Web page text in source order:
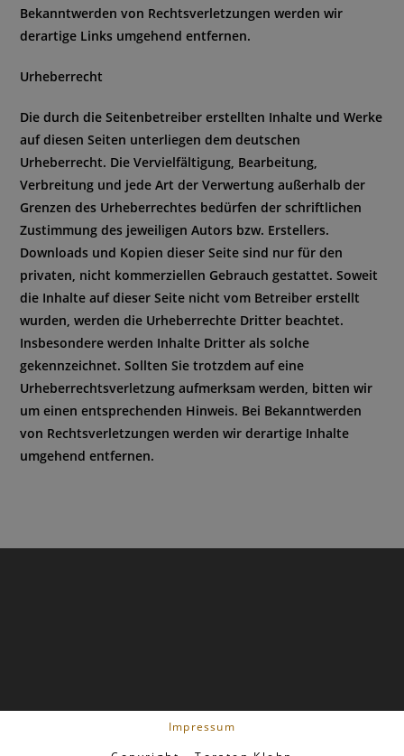
Bekanntwerden von Rechtsverletzungen werden wir
derartige Links umgehend entfernen.
Urheberrecht
Die durch die Seitenbetreiber erstellten Inhalte und Werke
auf diesen Seiten unterliegen dem deutschen
Urheberrecht. Die Vervielfältigung, Bearbeitung,
Verbreitung und jede Art der Verwertung außerhalb der
Grenzen des Urheberrechtes bedürfen der schriftlichen
Zustimmung des jeweiligen Autors bzw. Erstellers.
Downloads und Kopien dieser Seite sind nur für den
privaten, nicht kommerziellen Gebrauch gestattet. Soweit
die Inhalte auf dieser Seite nicht vom Betreiber erstellt
wurden, werden die Urheberrechte Dritter beachtet.
Insbesondere werden Inhalte Dritter als solche
gekennzeichnet. Sollten Sie trotzdem auf eine
Urheberrechtsverletzung aufmerksam werden, bitten wir
um einen entsprechenden Hinweis. Bei Bekanntwerden
von Rechtsverletzungen werden wir derartige Inhalte
umgehend entfernen.
Impressum